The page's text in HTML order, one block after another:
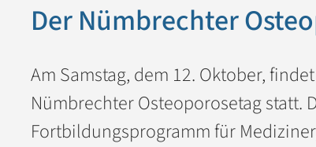
Der Nümbrechter
Am Samstag, dem 12. Oktober,
Nümbrechter Osteoporosetag statt.
Fortbildungsprogramm für